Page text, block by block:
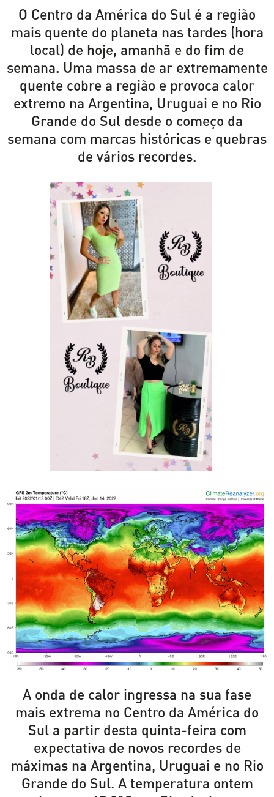
O Centro da América do Sul é a região
mais quente do planeta nas tardes (hora
local) de hoje, amanhã e do fim de
semana. Uma massa de ar extremamente
quente cobre a região e provoca calor
extremo na Argentina, Uruguai e no Rio
Grande do Sul desde o começo da
semana com marcas históricas e quebras
de vários recordes.
A onda de calor ingressa na sua fase
mais extrema no Centro da América do
Sul a partir desta quinta-feira com
expectativa de novos recordes de
máximas na Argentina, Uruguai e no Rio
Grande do Sul. A temperatura ontem